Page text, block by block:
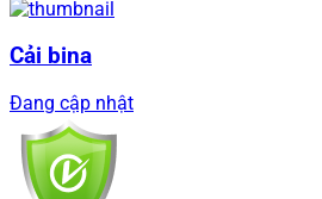
Cải bina
Đang cập nhật